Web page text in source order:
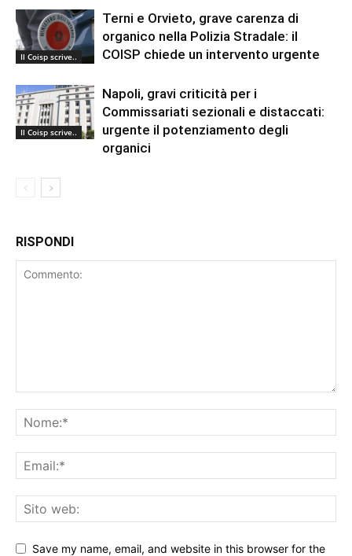
Il Coisp scrive..
Terni e Orvieto, grave carenza di
organico nella Polizia Stradale: il
COISP chiede un intervento urgente
Il Coisp scrive..
Napoli, gravi criticità per i
Commissariati sezionali e distaccati:
urgente il potenziamento degli
organici
RISPONDI
Save my name, email, and website in this browser for the